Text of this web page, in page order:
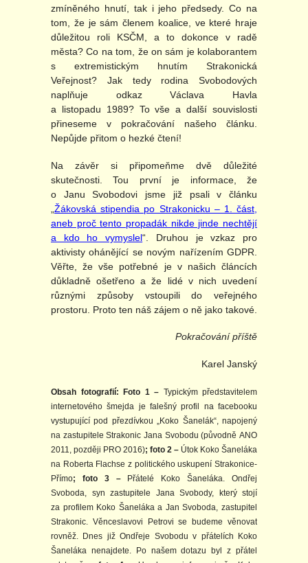
zmíněného hnutí, tak i jeho předsedy. Co na
tom, že je sám členem koalice, ve které hraje
důležitou roli KSČM, a to dokonce v radě
města? Co na tom, že on sám je kolaborantem
s extremistickým hnutím Strakonická
Veřejnost? Jak tedy rodina Svobodových
naplňuje odkaz Václava Havla
a listopadu 1989? To vše a další souvislosti
přineseme v pokračování našeho článku.
Nepůjde přitom o hezké čtení!
Na závěr si připomeňme dvě důležité
skutečnosti. Tou první je informace, že
o Janu Svobodovi jsme již psali v článku
Žákovská stipendia po Strakonicku – 1. část,
aneb proč tento propadák nikde jinde nechtějí
a kdo ho vymyslel“. Druhou je vzkaz pro
aktivisty ohánějící se novým nařízením GDPR.
Věřte, že vše potřebné je v našich článcích
důkladně ošetřeno a že lidé v nich uvedení
různými způsoby vstoupili do veřejného
prostoru. Proto ten náš zájem o ně jako takové.
Pokračování příště
Karel Janský
Obsah fotografií: Foto 1 – Typickým představitelem
internetového šmejda je falešný profil na facebooku
vystupující pod přezdívkou „Koko Šanelák“, napojený
na zastupitele Strakonic Jana Svobodu (původně ANO
2011, později PRO 2016); foto 2 – Útok Koko Šaneláka
na Roberta Flachse z politického uskupení Strakonice-
Přímo; foto 3 – Přátelé Koko Šaneláka. Ondřej
Svoboda, syn zastupitele Jana Svobody, který stojí
za profilem Koko Šaneláka a Jan Svoboda, zastupitel
Strakonic. Věnceslavovi Petrovi se budeme věnovat
rovněž. Dnes již Ondřeje Svobodu v přátelích Koko
Šaneláka nenajdete. Po našem dotazu byl z přátel